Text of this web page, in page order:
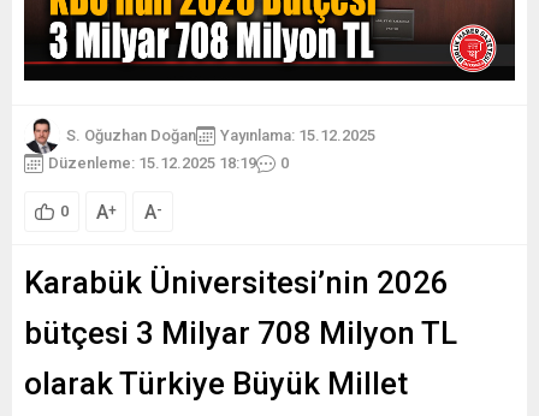
S. Oğuzhan Doğan
Yayınlama: 15.12.2025
Düzenleme: 15.12.2025 18:19
0
0 A+ A-
Karabük Üniversitesi’nin 2026
bütçesi 3 Milyar 708 Milyon TL
olarak Türkiye Büyük Millet